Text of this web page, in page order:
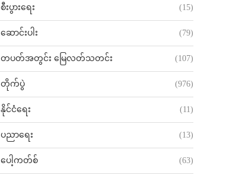
စီးပွားရေး (15)
ဆောင်းပါး (79)
တပတ်အတွင်း မြေလတ်သတင်း (107)
တိုက်ပွဲ (976)
နိုင်ငံရေး (11)
ပညာရေး (13)
ပေါ့ကတ်စ် (63)